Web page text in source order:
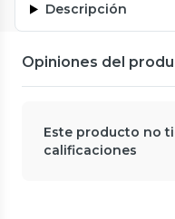
Descripción
Opiniones del
Este producto no
calificaciones